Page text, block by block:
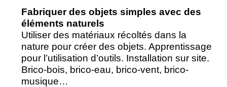
Fabriquer des objets simples avec des
éléments naturels
Utiliser des matériaux récoltés dans la
nature pour créer des objets. Apprentissage
pour l’utilisation d’outils. Installation sur site.
Brico-bois, brico-eau, brico-vent, brico-
musique…